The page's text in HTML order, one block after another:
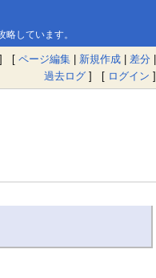
しています。
[ ページ編集 | 新規作成 | 差分 |
過去ログ ] [ ログイン ]